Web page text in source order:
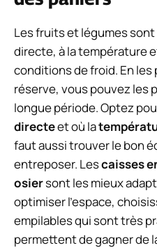
Les fruits et légumes
directe, à la température
conditions de froid. En
réserve, vous pouvez les
longue période. Optez
directeet où la
faut aussi trouver le bon
entreposer. Lescaisses
osiersont les mieux
optimiser l’espace,
empilables qui sont très
permettent de gagner de